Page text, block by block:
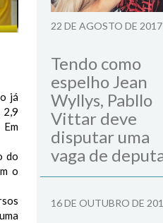
já
2,9
do
o
22 DE AGOSTO DE 2017
Tendo como
espelho Jean
Wyllys, Pabllo
Vittar deve
disputar uma
vaga de
16 DE OUTUBRO DE